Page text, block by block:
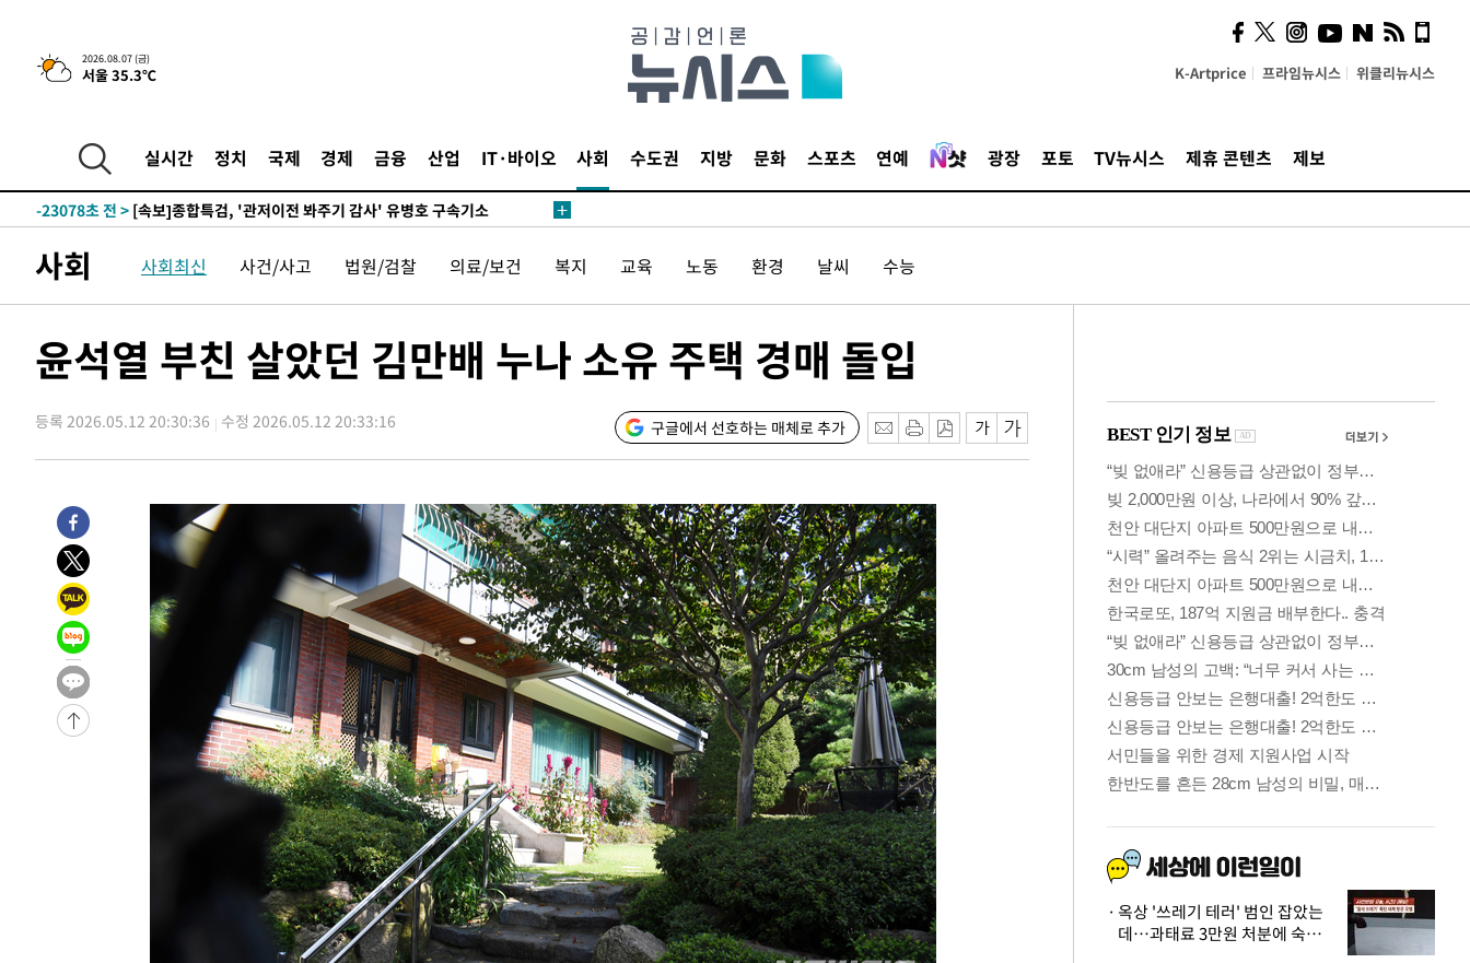
2026.08.07 (금)
서울 35.3℃ K-Artprice 프라임뉴시스 위클리뉴시스
실시간 정치 국제 경제 금융 산업 IT·바이오 사회 수도권 지방 문화 스포츠 연예 광장 포토 TV뉴시스 제휴 콘텐츠 제보
-2014초 전 >[속보] 뉴욕증시, 일제 하락 마감…나스닥 0.06%↓
-26052초 전 >
[속보] 7월 중국 수출 23.9%↑ 수입 27.5%↑…무역총액
25.3%↑
-23212초 전 >
-23078초 전 > [속보]종합특검, '관저이전 봐주기 감사' 유병호 구속기소
-18928초 전 >
[속보]'300억원대 사기 혐의' 차가원 대표 구속 송치
-18122초 전 >"미 전국적 살모네라 식중독 원인은 멕시코산 할라피뇨"-- CDC
-16516초 전 >[속보]합수본, '투표율 허위 입력' 중앙·서울·경기도 선관위 등 9곳
-16067초 전 >[속보]삼성전자·SK하이닉스 동반 강보합…1%대 상승 출발
-16053초 전 >[속보]코스닥, 5.95포인트(0.74%) 상승한 807.62개장
-13186초 전 >
시리아 다마스쿠스 교외에서 미니버스 폭발.. 14명 부상, 3명은 중
-12484초 전 >
입추에도 극한더위…서울 낮 39도 '폭염중대경보'
-7448초 전 >
이란, 호르무즈서 "적국 목표물들"과 대치로 남부 케슘섬에서 두차
례 큰 폭발음
-6163초 전 >
[속보]美, 폴리실리콘 수입 규제…파생제품 15% 관세, 120일 후 발
-4314초 전 >
[속보]트럼프, 美 원정출산 금지 행정명령 서명
-2014초 전 >
[속보] 뉴욕증시, 일제 하락 마감…나스닥 0.06%↓
-30727초 전 >
[속보]국힘 윤리위, '돌려차기 발언' 진종오·서범수 징계 절차 개시
-26052초 전 >
[속보] 7월 중국 수출 23.9%↑ 수입 27.5%↑…무역총액
[속보]'채상병 순직 책임' 임성근, 항소심도 징역 3년
[속보]종합특검, '관저이전 봐주기 감사' 유병호 구속기소
민주 콩고 에볼라환자 4천명 돌파, 4053명 발생 1850명 사망
[속보]'300억원대 사기 혐의' 차가원 대표 구속 송치
"미 전국적 살모네라 식중독 원인은 멕시코산 할라피뇨"-- CDC
[속보]경찰·노동부, HL만도 평택사업장 끼임 사망 관련 압수수색
[속보]합수본, '투표율 허위 입력' 중앙·서울·경기도 선관위 등 9곳
사회 사회최신 사건/사고 법원/검찰 의료/보건 복지 교육 노동 환경 날씨 수능
윤석열 부친 살았던 김만배 누나 소유 주택 경매 돌입
등록 2026.05.12 20:30:36 수정 2026.05.12 20:33:16 구글에서 선호하는 매체로 추가
시, 스마트폰 액세서리에
NFC 더했다
옥상 '쓰레기 테러' 범인 잡았는
데…과태료 3만원 처분에 숙박업